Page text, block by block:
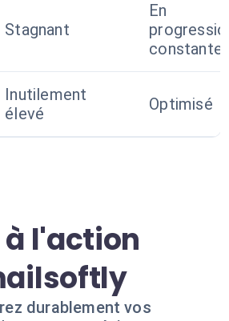
Stagnant
En
constante
Inutilement
élevé
Optimisé
à l'action
durablement vos